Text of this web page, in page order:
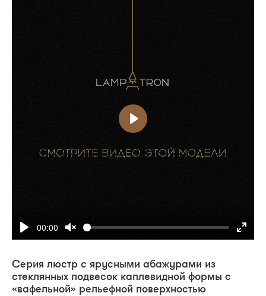
00:00
Серия люстр с ярусными абажурами из
стеклянных подвесок каплевидной формы c
«вафельной» рельефной поверхностью